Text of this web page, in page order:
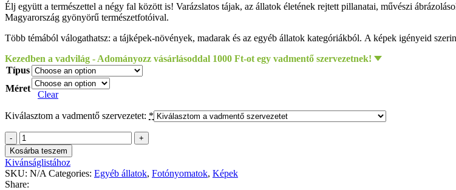
Élj együtt a természettel a négy fal között is! Varázslatos tájak, az állatok életének rejtett pillanatai, művészi
Magyarország gyönyörű természetfotóival.
Több témából válogathatsz: a tájképek-növények, madarak és az egyéb állatok kategóriákból. A képek igényeid
Kezedben a vadvilág - Adományozz vásárlásoddal 1000 Ft-ot egy vadmentő szervezetnek!
Típus
Méret
Clear
Kiválasztom a vadmentő szervezetet: *
Kovács
Imre
-
Angyalok
quantity
Kosárba teszem
Kivánságlistához
SKU: N/A Categories: Egyéb állatok, Fotónyomatok, Képek
Share: